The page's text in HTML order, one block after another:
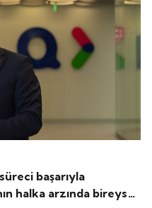
başarıyla
halka arzında bireysel